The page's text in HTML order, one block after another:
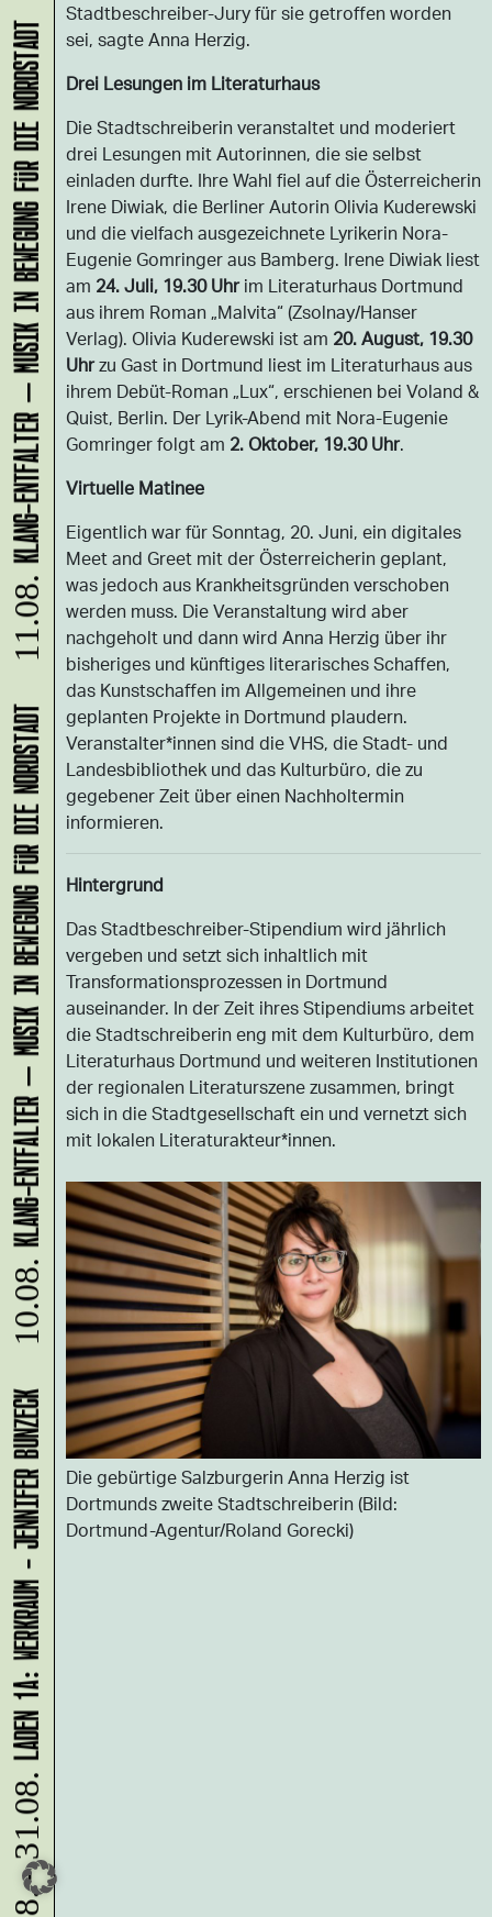
Stadtbeschreiber-Jury für sie getroffen worden
sei, sagte Anna Herzig.
Drei Lesungen im Literaturhaus
Die Stadtschreiberin veranstaltet und moderiert
drei Lesungen mit Autorinnen, die sie selbst
einladen durfte. Ihre Wahl fiel auf die Österreicherin
Irene Diwiak, die Berliner Autorin Olivia Kuderewski
und die vielfach ausgezeichnete Lyrikerin Nora-
Eugenie Gomringer aus Bamberg. Irene Diwiak liest
am 24. Juli, 19.30 Uhrim Literaturhaus Dortmund
aus ihrem Roman „Malvita“ (Zsolnay/Hanser
Verlag). Olivia Kuderewski ist am 20. August, 19.30
Uhrzu Gast in Dortmund liest im Literaturhaus aus
ihrem Debüt-Roman „Lux“, erschienen bei Voland &
Quist, Berlin. Der Lyrik-Abend mit Nora-Eugenie
Gomringer folgt am 2. Oktober, 19.30 Uhr.
Virtuelle Matinee
Eigentlich war für Sonntag, 20. Juni, ein digitales
Meet and Greet mit der Österreicherin geplant,
was jedoch aus Krankheitsgründen verschoben
werden muss. Die Veranstaltung wird aber
nachgeholt und dann wird Anna Herzig über ihr
bisheriges und künftiges literarisches Schaffen,
das Kunstschaffen im Allgemeinen und ihre
geplanten Projekte in Dortmund plaudern.
Veranstalter*innen sind die VHS, die Stadt- und
Landesbibliothek und das Kulturbüro, die zu
gegebener Zeit über einen Nachholtermin
informieren.
Hintergrund
Das Stadtbeschreiber-Stipendium wird jährlich
vergeben und setzt sich inhaltlich mit
Transformationsprozessen in Dortmund
auseinander. In der Zeit ihres Stipendiums arbeitet
die Stadtschreiberin eng mit dem Kulturbüro, dem
Literaturhaus Dortmund und weiteren Institutionen
der regionalen Literaturszene zusammen, bringt
sich in die Stadtgesellschaft ein und vernetzt sich
mit lokalen Literaturakteur*innen.
Die gebürtige Salzburgerin Anna Herzig ist
Dortmunds zweite Stadtschreiberin (Bild:
Dortmund-Agentur/Roland Gorecki)
LADEN 1A: WERKRAUM - JENNIFER BUNZECK
10.08.
KLANG-ENTFALTER – MUSIK IN BEWEGUNG FÜR DIE NORDSTADT
11.08.
KLANG-ENTFALTER – MUSIK IN BEWEGUNG FÜR DIE NORDSTADT